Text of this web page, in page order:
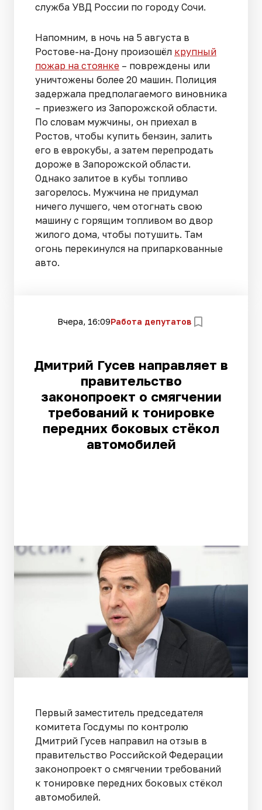
служба УВД России по городу Сочи.
Напомним, в ночь на 5 августа в
Ростове-на-Дону произошёл крупный
пожар на стоянке – повреждены или
уничтожены более 20 машин. Полиция
задержала предполагаемого виновника
– приезжего из Запорожской области.
По словам мужчины, он приехал в
Ростов, чтобы купить бензин, залить
его в еврокубы, а затем перепродать
дороже в Запорожской области.
Однако залитое в кубы топливо
загорелось. Мужчина не придумал
ничего лучшего, чем отогнать свою
машину с горящим топливом во двор
жилого дома, чтобы потушить. Там
огонь перекинулся на припаркованные
авто.
Вчера, 16:09Работа депутатов
Дмитрий Гусев направляет в
правительство
законопроект о смягчении
требований к тонировке
передних боковых стёкол
автомобилей
Первый заместитель председателя
комитета Госдумы по контролю
Дмитрий Гусев направил на отзыв в
правительство Российской Федерации
законопроект о смягчении требований
к тонировке передних боковых стёкол
автомобилей.